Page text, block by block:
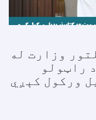
کلتور وزارت له
راټولو
ورکول کېږي